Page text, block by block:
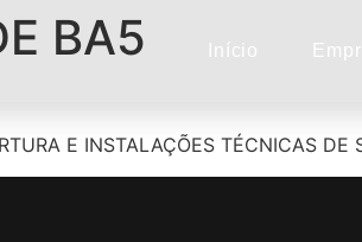
Início
BA5
E INSTALAÇÕES TÉCNICAS